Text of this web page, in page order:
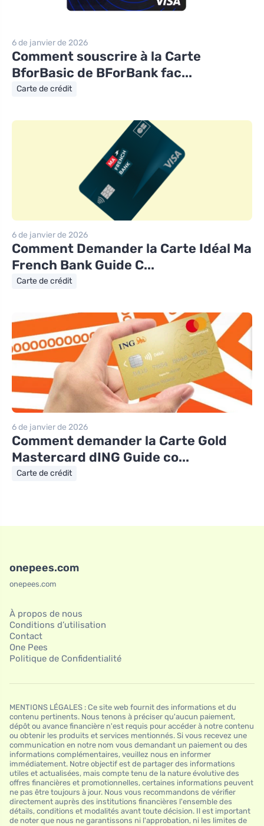
6 de janvier de 2026
Comment souscrire à la Carte
BforBasic de BForBank fac...
Carte de crédit
6 de janvier de 2026
Comment Demander la Carte Idéal Ma
French Bank Guide C...
Carte de crédit
6 de janvier de 2026
Comment demander la Carte Gold
Mastercard dING Guide co...
Carte de crédit
onepees.com
onepees.com
À propos de nous
Conditions d’utilisation
Contact
One Pees
Politique de Confidentialité
MENTIONS LÉGALES : Ce site web fournit des informations et du
contenu pertinents. Nous tenons à préciser qu'aucun paiement,
dépôt ou avance financière n'est requis pour accéder à notre contenu
ou obtenir les produits et services mentionnés. Si vous recevez une
communication en notre nom vous demandant un paiement ou des
informations complémentaires, veuillez nous en informer
immédiatement. Notre objectif est de partager des informations
utiles et actualisées, mais compte tenu de la nature évolutive des
offres financières et promotionnelles, certaines informations peuvent
ne pas être toujours à jour. Nous vous recommandons de vérifier
directement auprès des institutions financières l'ensemble des
détails, conditions et modalités avant toute décision. Il est important
de noter que nous ne garantissons ni l'approbation, ni les limites de